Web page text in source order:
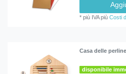
*più IVApiùCosti
Casa delle perline
disponibile